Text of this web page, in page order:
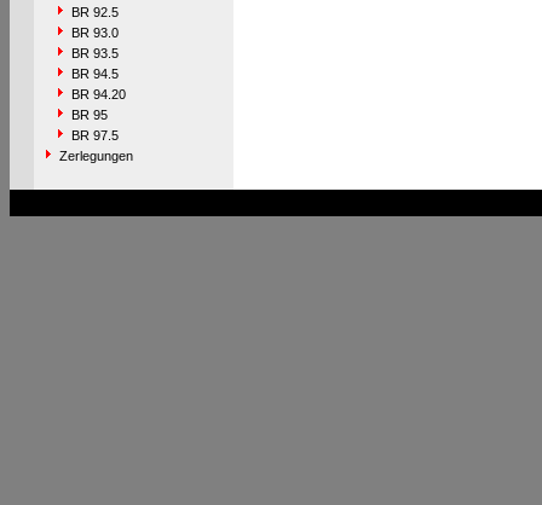
BR 92.5
BR 93.0
BR 93.5
BR 94.5
BR 94.20
BR 95
BR 97.5
Zerlegungen